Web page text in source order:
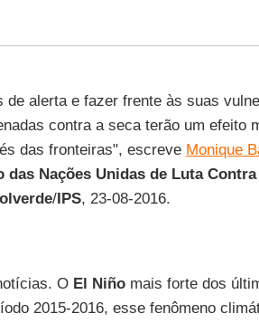
alerta e fazer frente às suas
contra a seca terão um efeito
das fronteiras", escreve Monique
das Nações Unidas de Luta
/IPS, 23-08-2016.
O El Niñomais forte dos
2015-2016, esse fenômeno